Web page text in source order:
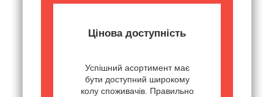
Цінова доступність
Успішний асортимент має
бути доступний широкому
колу споживачів. Правильно